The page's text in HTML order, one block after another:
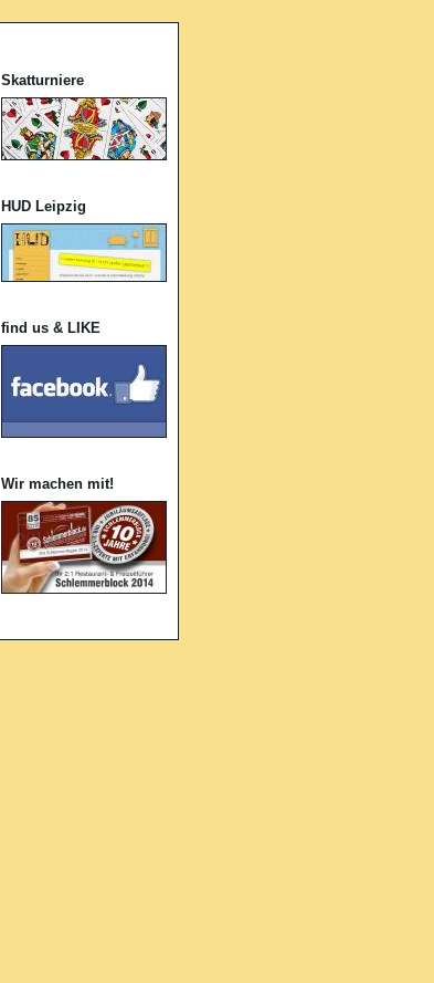
Skatturniere
HUD Leipzig
find us & LIKE
Wir machen mit!